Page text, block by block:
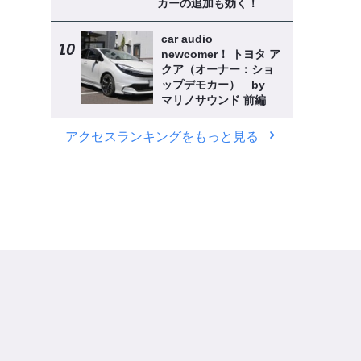
カーの追加も効く！
car audio
newcomer！ トヨタ ア
クア（オーナー：ショ
ップデモカー） by
マリノサウンド 前編
アクセスランキングをもっと見る